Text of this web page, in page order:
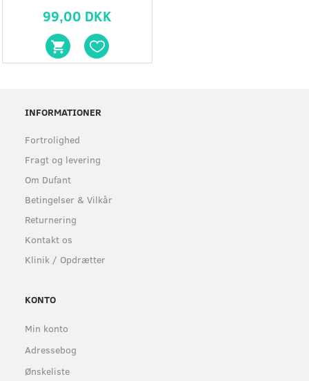
99,00 DKK
INFORMATIONER
Fortrolighed
Fragt og levering
Om Dufant
Betingelser & Vilkår
Returnering
Kontakt os
Klinik / Opdrætter
KONTO
Min konto
Adressebog
Ønskeliste